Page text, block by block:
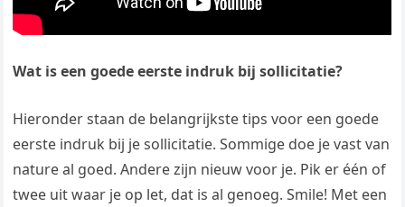
Wat is een goede eerste indruk bij sollicitatie?
Hieronder staan de belangrijkste tips voor een goede
eerste indruk bij je sollicitatie. Sommige doe je vast van
nature al goed. Andere zijn nieuw voor je. Pik er één of
twee uit waar je op let, dat is al genoeg. Smile! Met een